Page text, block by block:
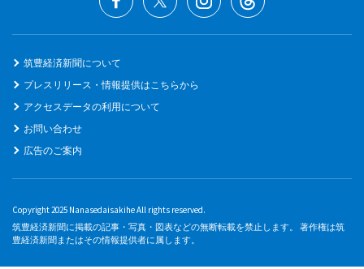
筑豊経済新聞について
プレスリリース・情報提供はこちらから
アクセスデータの利用について
お問い合わせ
広告のご案内
Copyright 2025 Nanasedaisakihe All rights reserved.
筑豊経済新聞に掲載の記事・写真・図表などの無断転載を禁止します。 著作権は筑
豊経済新聞またはその情報提供者に属します。